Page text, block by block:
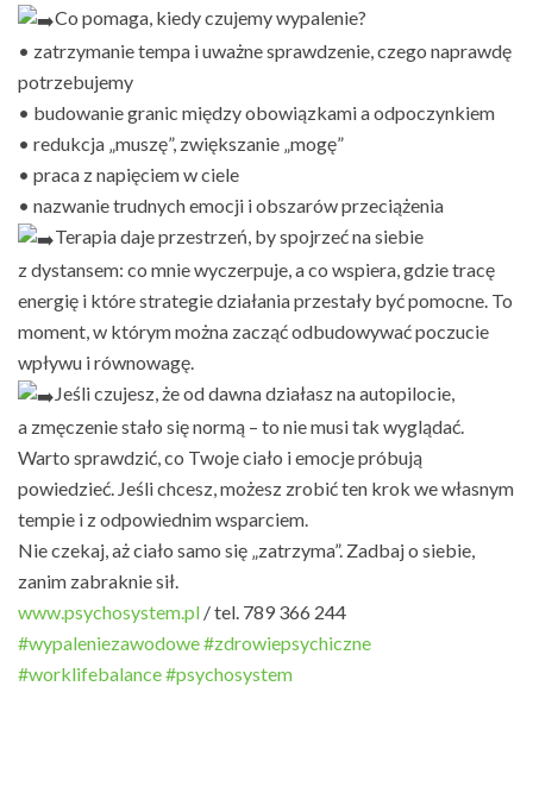
Co pomaga, kiedy czujemy wypalenie?
• zatrzymanie tempa i uważne sprawdzenie, czego naprawdę
potrzebujemy
• budowanie granic między obowiązkami a odpoczynkiem
• redukcja „muszę”, zwiększanie „mogę”
• praca z napięciem w ciele
• nazwanie trudnych emocji i obszarów przeciążenia
Terapia daje przestrzeń, by spojrzeć na siebie
z dystansem: co mnie wyczerpuje, a co wspiera, gdzie tracę
energię i które strategie działania przestały być pomocne. To
moment, w którym można zacząć odbudowywać poczucie
wpływu i równowagę.
Jeśli czujesz, że od dawna działasz na autopilocie,
a zmęczenie stało się normą – to nie musi tak wyglądać.
Warto sprawdzić, co Twoje ciało i emocje próbują
powiedzieć. Jeśli chcesz, możesz zrobić ten krok we własnym
tempie i z odpowiednim wsparciem.
Nie czekaj, aż ciało samo się „zatrzyma”. Zadbaj o siebie,
zanim zabraknie sił.
www.psychosystem.pl / tel. 789 366 244
#wypaleniezawodowe#zdrowiepsychiczne
#worklifebalance#psychosystem